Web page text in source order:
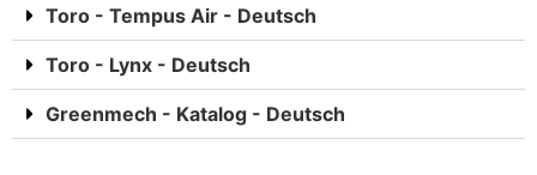
Toro - Tempus Air - Deutsch
Toro - Lynx - Deutsch
Greenmech - Katalog - Deutsch